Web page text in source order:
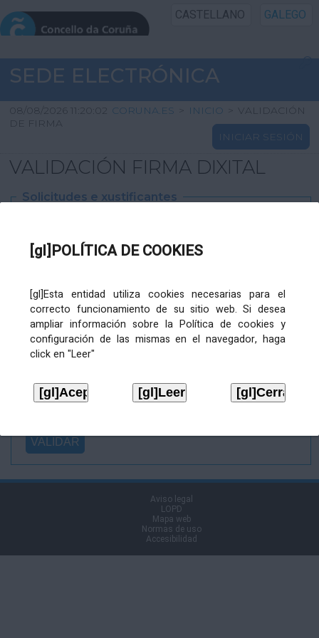
[gl]POLÍTICA DE COOKIES
[gl]Esta entidad utiliza cookies necesarias para el
correcto funcionamiento de su sitio web. Si desea
ampliar información sobre la Política de cookies y
configuración de las mismas en el navegador, haga
click en "Leer"
CASTELLANO GALEGO
INICIO SEDE
INICIO
INFORMACIÓN PÚBLICA
SEDE ELECTRÓNICA
08/08/2026 11:20:02 CORUNA.ES > INICIO >
VALIDACIÓN
DE FIRMA
INICIAR SESIÓN
VALIDACIÓN FIRMA DIXITAL
Solicitudes e xustificantes
XML
Ficheiros varios
Ficheiro
asinado:
firma (.p7s):
Aviso legal
LOPD
Mapa web
Normas de uso
Accesibilidad